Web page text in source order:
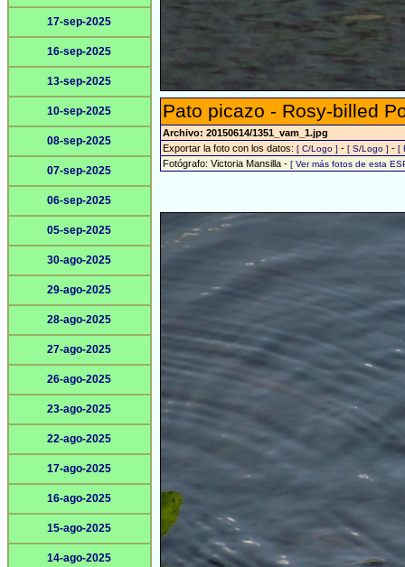
17-sep-2025
16-sep-2025
13-sep-2025
10-sep-2025
08-sep-2025
07-sep-2025
06-sep-2025
05-sep-2025
30-ago-2025
29-ago-2025
28-ago-2025
27-ago-2025
26-ago-2025
23-ago-2025
22-ago-2025
17-ago-2025
16-ago-2025
15-ago-2025
14-ago-2025
Pato picazo - Rosy-billed
Archivo: 20150614/1351_vam_1.jpg
Exportar la foto con los datos: [ C/Logo ] - [ S/Logo ] - [
Fotógrafo: Victoria Mansilla - [ Ver más fotos de esta